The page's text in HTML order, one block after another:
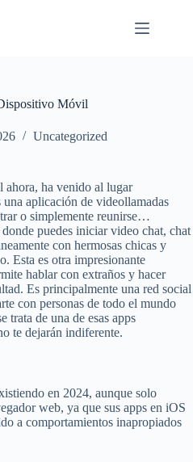
Móvil
Uncategorized
ahora, ha venido al lugar
aplicación de videollamadas
o simplemente reunirse…
puedes iniciar video chat, chat
con hermosas chicas y
Esta es otra impresionante
hablar con extraños y hacer
Es principalmente una red social
con personas de todo el mundo
trata de una de esas apps
te dejarán indiferente.
en 2024, aunque solo
web, ya que sus apps en iOS
a comportamientos inapropiados